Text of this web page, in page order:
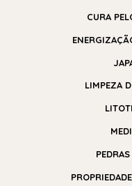
CURA
LIMPEZA